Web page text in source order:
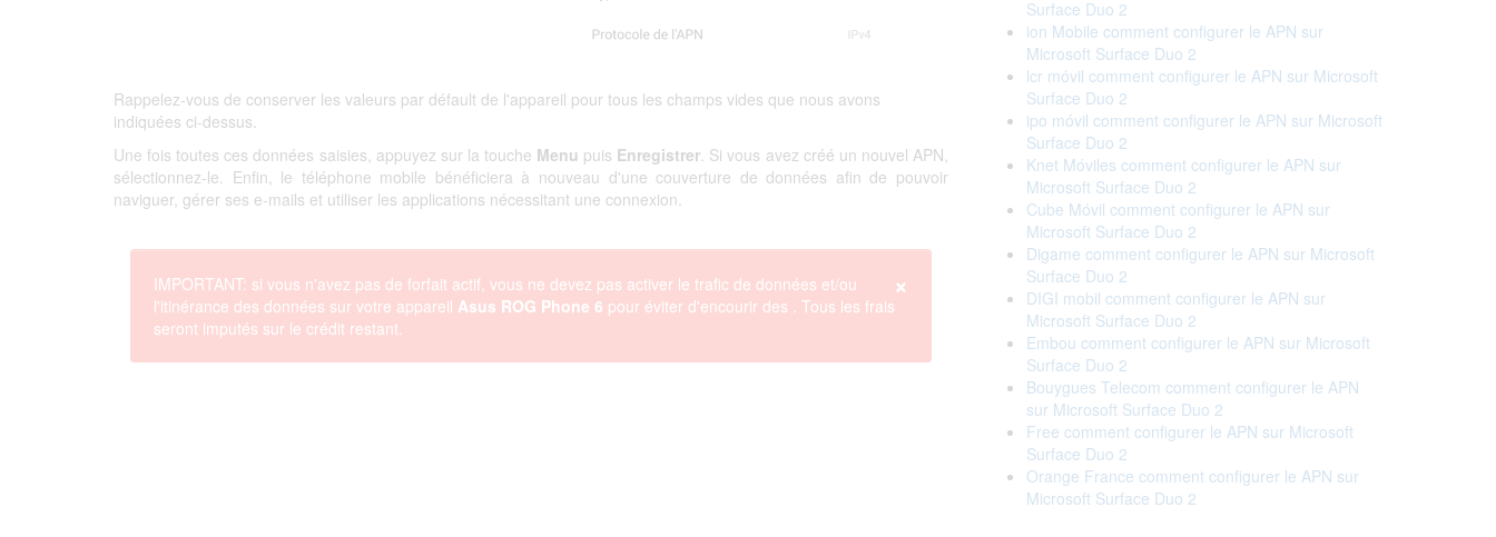
Rappelez-vous de conserver les valeurs par défault de l'appareil pour tous les champs vides que nous avons
indiquées ci-dessus.
Une fois toutes ces données saisies, appuyez sur la touche Menu puis Enregistrer. Si vous avez créé un nouvel APN,
sélectionnez-le. Enfin, le téléphone mobile bénéficiera à nouveau d'une couverture de données afin de pouvoir
naviguer, gérer ses e-mails et utiliser les applications nécessitant une connexion.
×
IMPORTANT: si vous n'avez pas de forfait actif, vous ne devez pas activer le trafic de données et/ou
l'itinérance des données sur votre appareil Asus ROG Phone 6 pour éviter d'encourir des . Tous les frais
seront imputés sur le crédit restant.
Surface Duo 2
ion Mobile comment configurer le APN sur
Microsoft Surface Duo 2
lcr móvil comment configurer le APN sur Microsoft
Surface Duo 2
ipo móvil comment configurer le APN sur Microsoft
Surface Duo 2
Knet Móviles comment configurer le APN sur
Microsoft Surface Duo 2
Cube Móvil comment configurer le APN sur
Microsoft Surface Duo 2
Digame comment configurer le APN sur Microsoft
Surface Duo 2
DIGI mobil comment configurer le APN sur
Microsoft Surface Duo 2
Embou comment configurer le APN sur Microsoft
Surface Duo 2
Bouygues Telecom comment configurer le APN
sur Microsoft Surface Duo 2
Free comment configurer le APN sur Microsoft
Surface Duo 2
Orange France comment configurer le APN sur
Microsoft Surface Duo 2